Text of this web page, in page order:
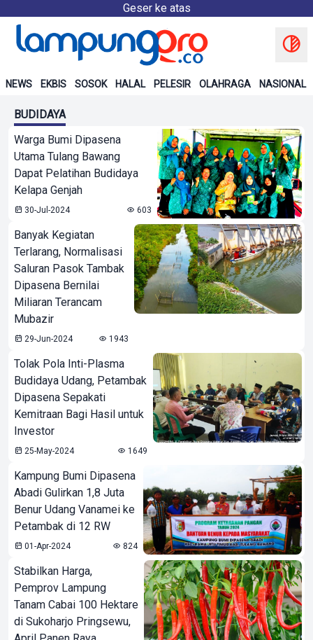
Geser ke atas
NEWS EKBIS SOSOK HALAL PELESIR OLAHRAGA NASIONAL
BUDIDAYA
Warga Bumi Dipasena
Utama Tulang Bawang
Dapat Pelatihan Budidaya
Kelapa Genjah
30-Jul-2024 603
Banyak Kegiatan
Terlarang, Normalisasi
Saluran Pasok Tambak
Dipasena Bernilai
Miliaran Terancam
Mubazir
29-Jun-2024 1943
Tolak Pola Inti-Plasma
Budidaya Udang, Petambak
Dipasena Sepakati
Kemitraan Bagi Hasil untuk
Investor
25-May-2024 1649
Kampung Bumi Dipasena
Abadi Gulirkan 1,8 Juta
Benur Udang Vanamei ke
Petambak di 12 RW
01-Apr-2024 824
Stabilkan Harga,
Pemprov Lampung
Tanam Cabai 100 Hektare
di Sukoharjo Pringsewu,